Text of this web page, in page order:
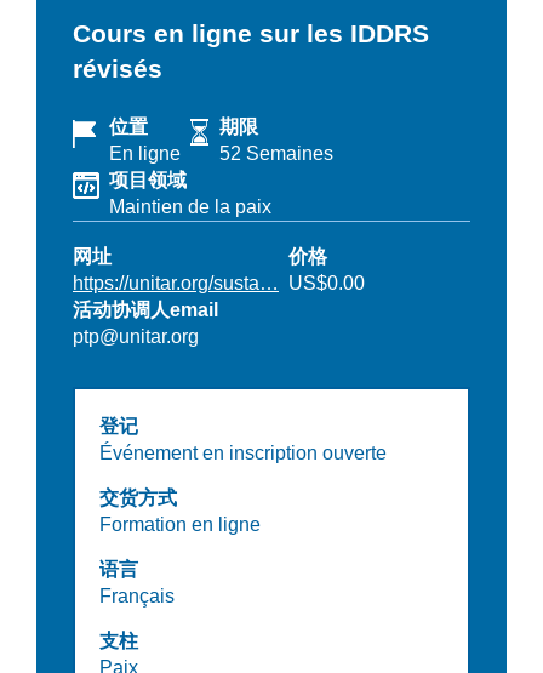
Cours en ligne sur les IDDRS
révisés
位置
En ligne
期限
52 Semaines
项目领域
Maintien de la paix
网址
https://unitar.org/susta…
价格
US$0.00
活动协调人email
ptp@unitar.org
登记
Événement en inscription ouverte
交货方式
Formation en ligne
语言
Français
支柱
Paix